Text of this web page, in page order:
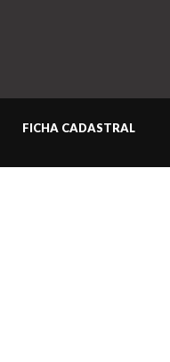
FICHA CADASTRAL